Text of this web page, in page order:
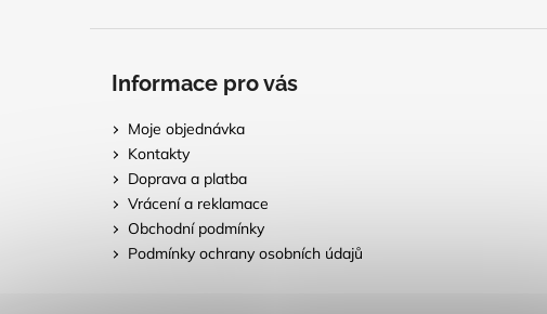
Informace pro vás
Moje objednávka
Kontakty
Doprava a platba
Vrácení a reklamace
Obchodní podmínky
Podmínky ochrany osobních údajů